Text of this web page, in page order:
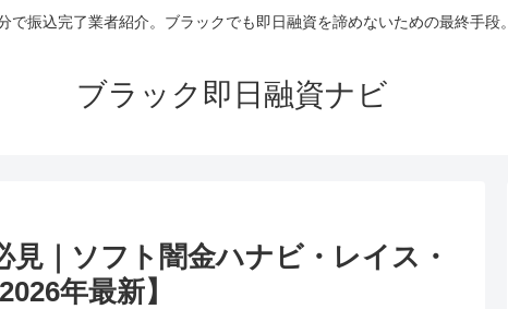
で振込完了業者紹介。ブラックでも即日融資を諦めないための最終手段。
ブラック即日融資ナビ
｜ソフト闇金ハナビ・レイス・
年最新】